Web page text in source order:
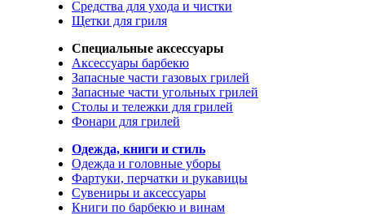
Средства для ухода и чистки
Щетки для гриля
Специальные аксессуары
Аксессуары барбекю
Запасные части газовых грилей
Запасные части угольных грилей
Столы и тележки для грилей
Фонари для грилей
Одежда, книги и стиль
Одежда и головные уборы
Фартуки, перчатки и рукавицы
Сувениры и аксессуары
Книги по барбекю и винам